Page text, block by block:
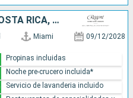
ISLAS CAIMÁN, PANAMÁ, COSTA RICA, HONDURAS, BELICE, MÉXICO, ESTADOS UNIDOS
Miami 09/12/2028
Propinas incluidas
Noche pre-crucero incluida*
Servicio de lavanderia incluido